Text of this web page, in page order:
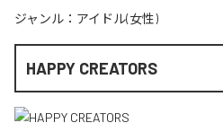
ジャンル： アイドル(女性)
HAPPY CREATORS